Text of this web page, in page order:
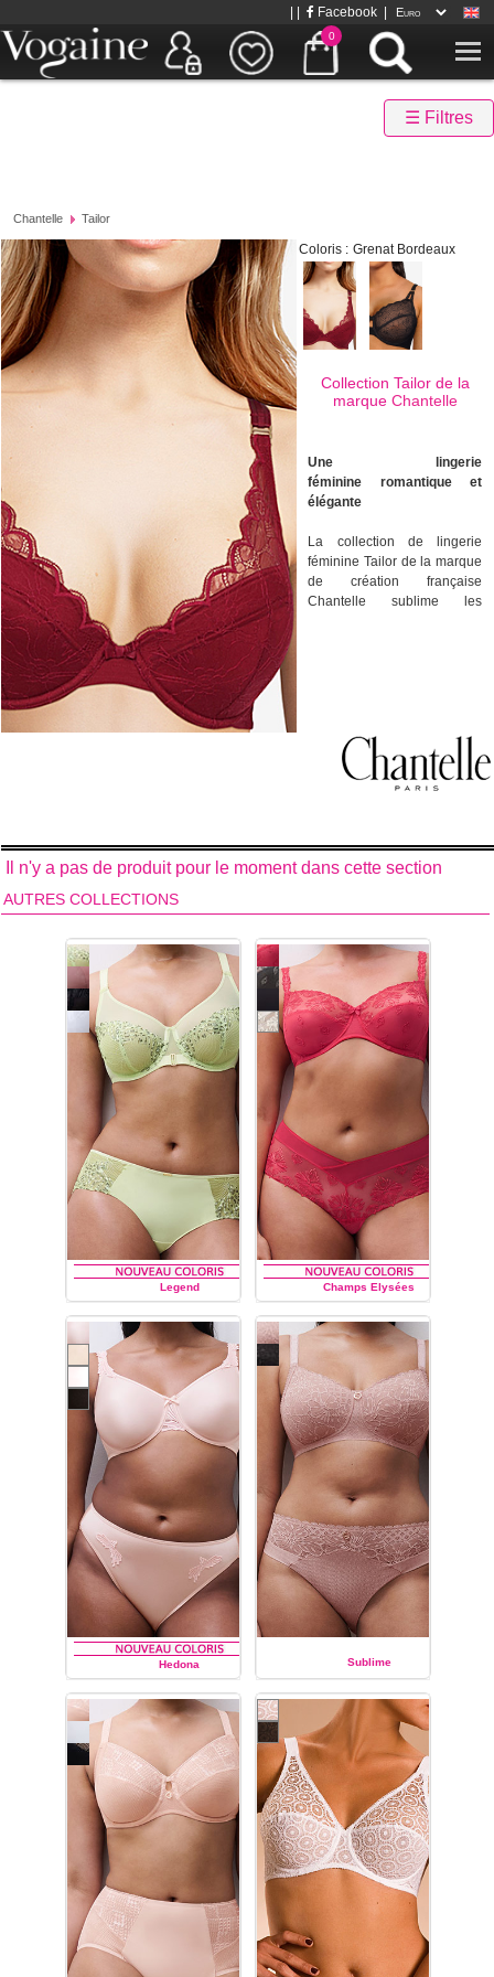
0
Facebook
☰ Filtres
Chantelle Tailor
Coloris : Grenat Bordeaux
Collection Tailor de la
marqueChantelle
Une lingerie
féminine romantique et
élégante
La collection de lingerie
féminine Tailor de la marque
de création française
Chantelle sublime les
Chantelle sont conçus d'une
somptueuse dentelle aux
motifs délicatement floraux.
absolument irrésistible
Découvrez tous les
modèles de sous-
vêtements féminins de la
collection de lingerie
Tailorde la marque de
création française
Chantelle :soutien-gorge
du bonnet B au bonnet
soutien-gorge à
armatures
enveloppant,
soutien-gorge
coque push,
shorty dégagé,
tanga et slip. Pour des
femmes qui veulent allier
séduction et confort !
Il n'y a pas de produit pour le moment dans cette section
AUTRES COLLECTIONS
Legend
CHANTELLE
Champs Elysées
CHANTELLE
Hedona
CHANTELLE
Sublime
CHANTELLE